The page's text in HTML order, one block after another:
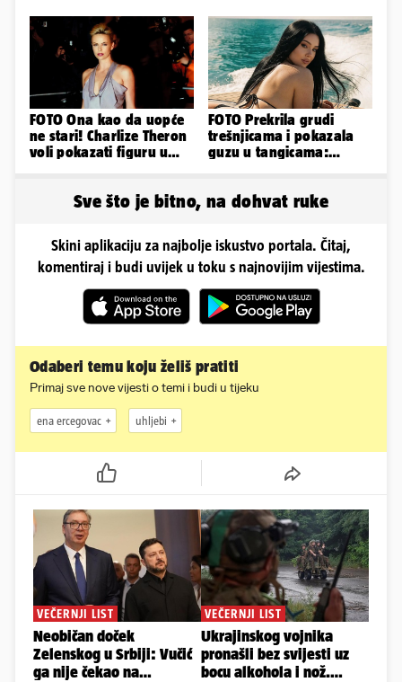
FOTO Ona kao da uopće
ne stari! Charlize Theron
voli pokazati figuru u
FOTO Prekrila grudi
trešnjicama i pokazala
guzu u tangicama:
Sve što je bitno, na dohvat ruke
Skini aplikaciju za najbolje iskustvo portala. Čitaj,
komentiraj i budi uvijek u toku s najnovijim vijestima.
Odaberi temu koju želiš pratiti
Primaj sve nove vijesti o temi i budi u tijeku
ena ercegovac uhljebi